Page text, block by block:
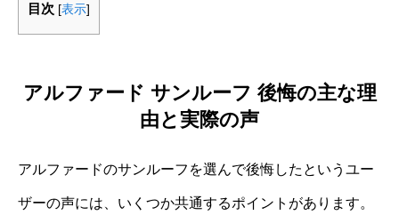
目次 [表示]
アルファード サンルーフ 後悔の主な理
由と実際の声
アルファードのサンルーフを選んで後悔したというユー
ザーの声には、いくつか共通するポイントがあります。